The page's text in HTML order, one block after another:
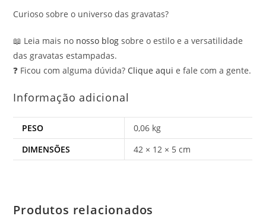
Curioso sobre o universo das gravatas?
📖 Leia mais no nosso blog sobre o estilo e a versatilidade
das gravatas estampadas.
❓ Ficou com alguma dúvida? Clique aqui e fale com a gente.
Informação adicional
PESO
0,06 kg
DIMENSÕES
42 × 12 × 5 cm
Produtos relacionados